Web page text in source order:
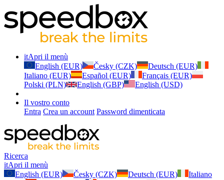
itApri il menù
English (EUR)
Česky (CZK)
Deutsch (EUR)
Italiano (EUR)
Español (EUR)
Français (EUR)
Polski (PLN)
English (GBP) English (USD)
Il vostro conto
Entra Crea un account Password dimenticata
Ricerca
itApri il menù
English (EUR)
Česky (CZK) Deutsch (EUR)
Italiano